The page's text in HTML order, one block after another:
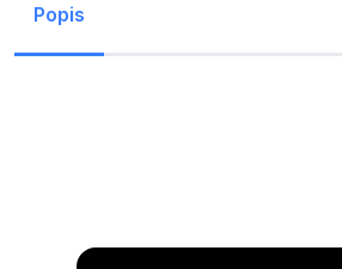
Popis